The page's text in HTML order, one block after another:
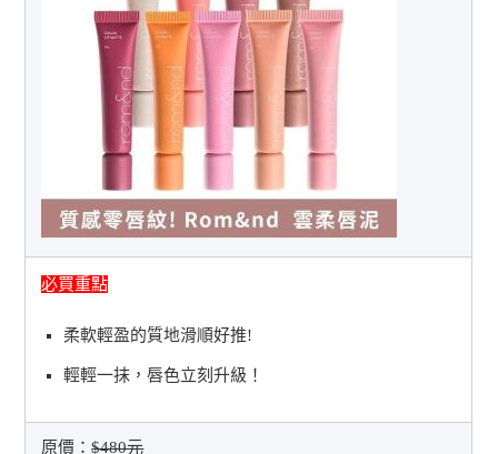
必買重點
柔軟輕盈的質地滑順好推!
輕輕一抹，唇色立刻升級！
原價：$480元